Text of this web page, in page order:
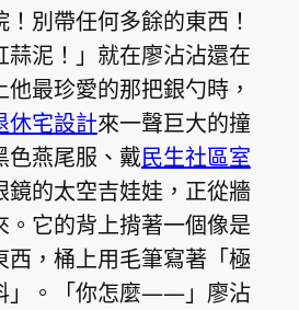
別帶任何多餘的東西！
泥！」就在廖沾沾還在
最珍愛的那把銀勺時，
休宅設計來一聲巨大的撞
色燕尾服、戴民生社區室
鏡的太空吉娃娃，正從牆
。它的背上揹著一個像是
西，桶上用毛筆寫著「極
」。「你怎麼——」廖沾